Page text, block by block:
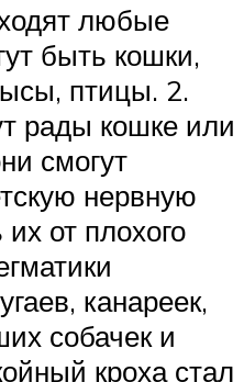
любые
быть кошки,
птицы. 2.
рады кошке или
смогут
нервную
от плохого
канареек,
собачек и
кроха стал